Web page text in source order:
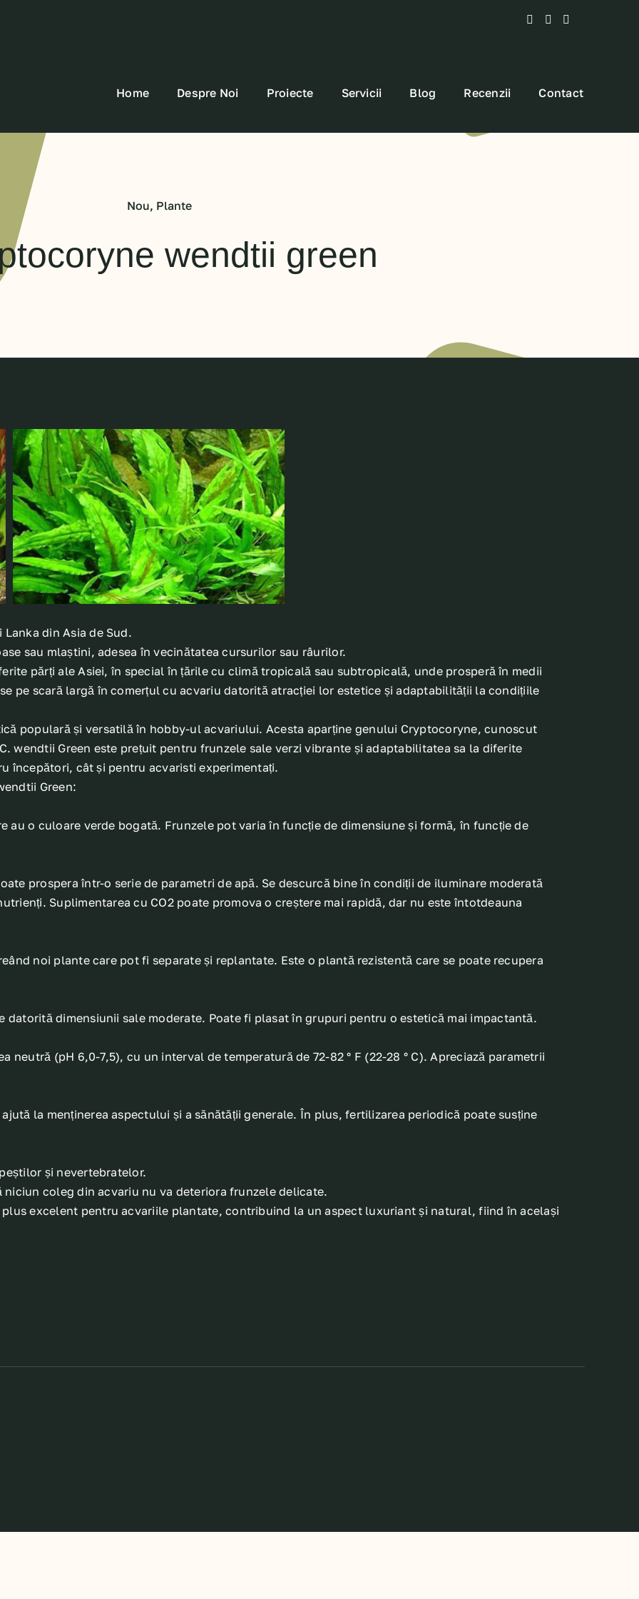
Home Despre Noi Proiecte Servicii Blog Recenzii Contact
Nou, Plante
wendtii green
din Asia de Sud.
sau mlaștini, adesea în vecinătatea cursurilor sau râurilor.
părți ale Asiei, în special în țările cu climă tropicală sau subtropicală, unde prosperă în medii
pe scară largă în comerțul cu acvariu datorită atracției lor estetice și adaptabilității la condițiile
populară și versatilă în hobby-ul acvariului. Acesta aparține genului Cryptocoryne, cunoscut
wendtii Green este prețuit pentru frunzele sale verzi vibrante și adaptabilitatea sa la diferite
începători, cât și pentru acvaristi experimentați.
Green:
au o culoare verde bogată. Frunzele pot varia în funcție de dimensiune și formă, în funcție de
prospera într-o serie de parametri de apă. Se descurcă bine în condiții de iluminare moderată
Suplimentarea cu CO2 poate promova o creștere mai rapidă, dar nu este întotdeauna
noi plante care pot fi separate și replantate. Este o plantă rezistentă care se poate recupera
datorită dimensiunii sale moderate. Poate fi plasat în grupuri pentru o estetică mai impactantă.
neutră (pH 6,0-7,5), cu un interval de temperatură de 72-82 ° F (22-28 ° C). Apreciază parametrii
la menținerea aspectului și a sănătății generale. În plus, fertilizarea periodică poate susține
și nevertebratelor.
niciun coleg din acvariu nu va deteriora frunzele delicate.
excelent pentru acvariile plantate, contribuind la un aspect luxuriant și natural, fiind în același